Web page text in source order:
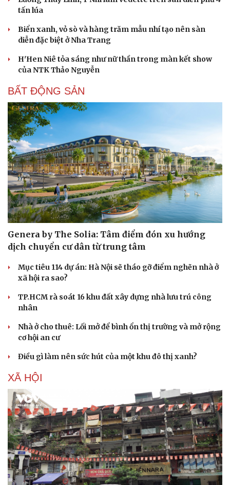
Văn hóa
Sân khấu - Điện ảnh
Văn học
Âm nhạc
Di sản
Giải trí
Nghệ sĩ
Thời trang
Sao Việt
tấn lúa
Biển xanh, vỏ sò và hàng trăm mẫu nhí tạo nên sàn
diễn đặc biệt ở Nha Trang
H'Hen Niê tỏa sáng như nữ thần trong màn kết show
của NTK Thảo Nguyễn
BẤT ĐỘNG SẢN
Genera by The Solia: Tâm điểm đón xu hướng
dịch chuyển cư dân từ trung tâm
Mục tiêu 114 dự án: Hà Nội sẽ tháo gỡ điểm nghẽn nhà ở
xã hội ra sao?
TP.HCM rà soát 16 khu đất xây dựng nhà lưu trú công
nhân
Nhà ở cho thuê: Lối mở để bình ổn thị trường và mở rộng
cơ hội an cư
Điều gì làm nên sức hút của một khu đô thị xanh?
XÃ HỘI